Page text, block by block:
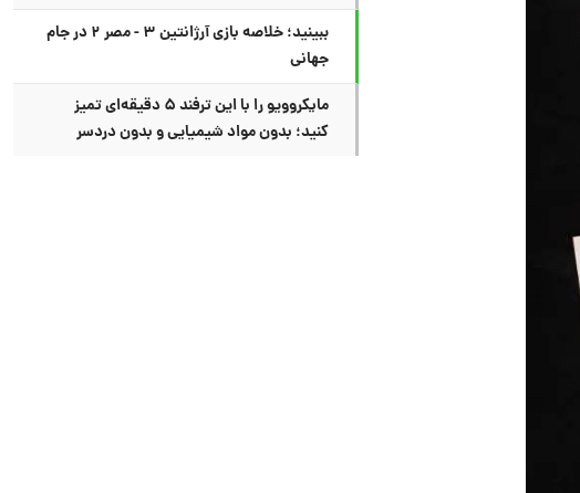
ببینید؛ خلاصه بازی آرژانتین ۳ - مصر ۲ در جام
جهانی
مایکروویو را با این ترفند ۵ دقیقه‌ای تمیز
کنید؛ بدون مواد شیمیایی و بدون دردسر